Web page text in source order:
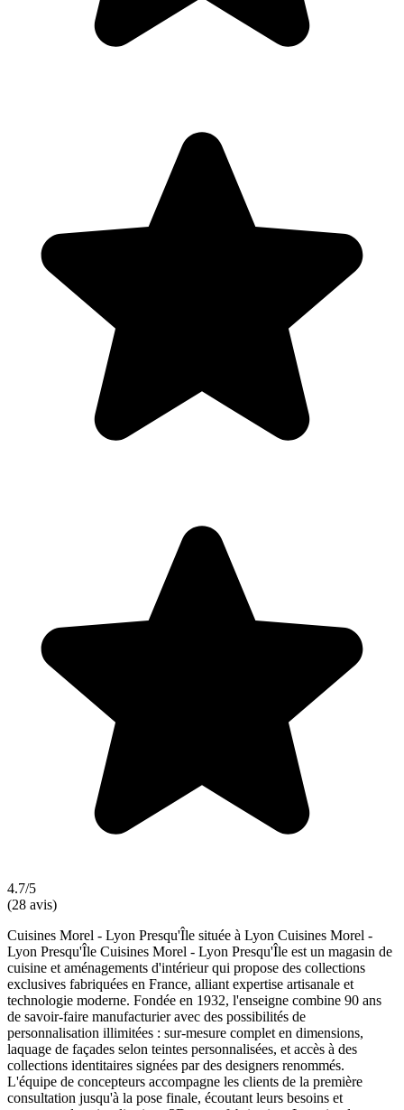
4.7/5
(28 avis)
Cuisines Morel - Lyon Presqu'Île située à Lyon Cuisines Morel -
Lyon Presqu'Île Cuisines Morel - Lyon Presqu'Île est un magasin de
cuisine et aménagements d'intérieur qui propose des collections
exclusives fabriquées en France, alliant expertise artisanale et
technologie moderne. Fondée en 1932, l'enseigne combine 90 ans
de savoir-faire manufacturier avec des possibilités de
personnalisation illimitées : sur-mesure complet en dimensions,
laquage de façades selon teintes personnalisées, et accès à des
collections identitaires signées par des designers renommés.
L'équipe de concepteurs accompagne les clients de la première
consultation jusqu'à la pose finale, écoutant leurs besoins et